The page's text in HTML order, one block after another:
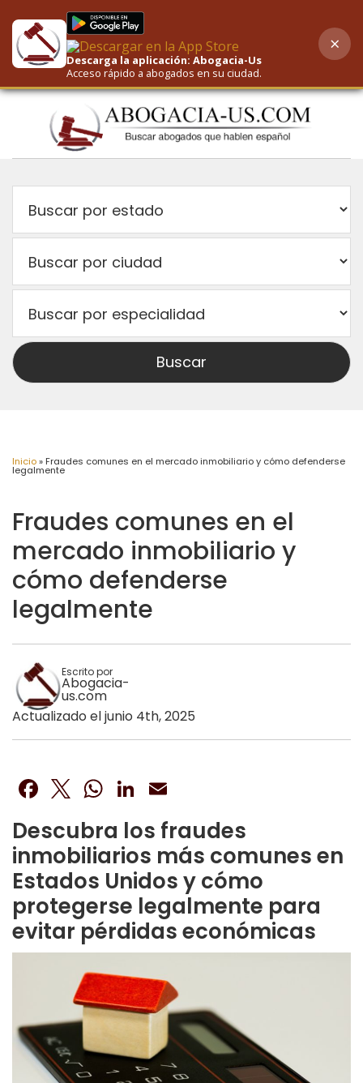
AI-Powered Search
Inicio» Fraudes comunes en el mercado inmobiliario y cómo defenderse
legalmente
Fraudes comunes en el
mercado inmobiliario y
cómo defenderse
legalmente
Escrito por
Abogacia-
us.com
Actualizado el junio 4th, 2025
Facebook
Twitter
WhatsApp
LinkedIn
Descubra los fraudes
inmobiliarios más comunes en
Estados Unidos y cómo
protegerse legalmente para
evitar pérdidas económicas
Descarga la aplicación: Abogacia-Us
Acceso rápido a abogados en su ciudad.
×